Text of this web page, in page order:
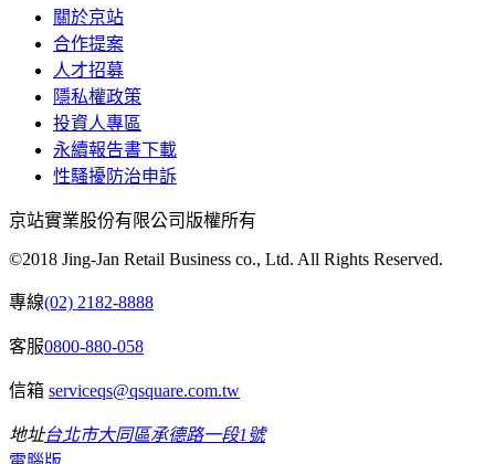
關於京站
合作提案
人才招募
隱私權政策
投資人專區
永續報告書下載
性騷擾防治申訴
京站實業股份有限公司版權所有
©2018 Jing-Jan Retail Business co., Ltd. All Rights Reserved.
專線(02) 2182-8888
客服0800-880-058
信箱 serviceqs@qsquare.com.tw
地址台北市大同區承德路一段1號